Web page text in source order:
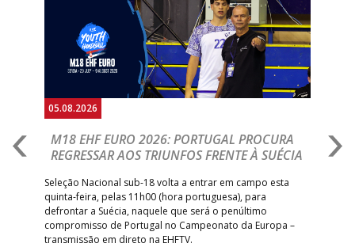
05.08.2026
M18 EHF EURO 2026: PORTUGAL PROCURA
REGRESSAR AOS TRIUNFOS FRENTE À SUÉCIA
Seleção Nacional sub-18 volta a entrar em campo esta
quinta-feira, pelas 11h00 (hora portuguesa), para
defrontar a Suécia, naquele que será o penúltimo
compromisso de Portugal no Campeonato da Europa –
transmissão em direto na EHFTV.